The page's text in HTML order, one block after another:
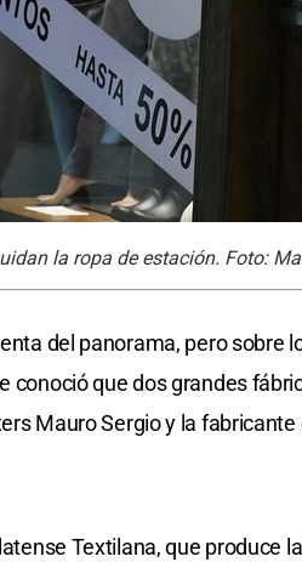
la ropa de estación. Foto:
del panorama, pero sobre
conoció que dos grandes
Mauro Sergio y la
Textilana, que produce